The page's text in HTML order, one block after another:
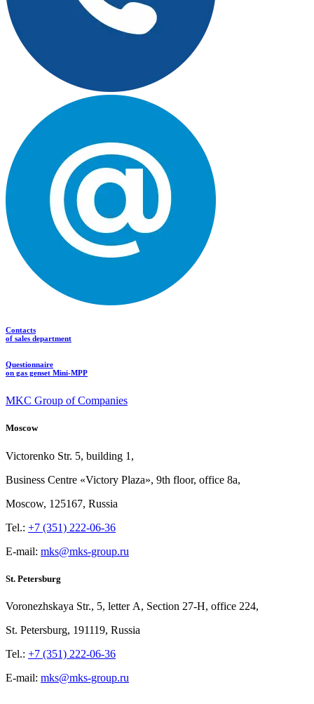
Contacts
of sales department
Questionnaire
on gas genset Mini-MPP
MKC Group of Companies
Moscow
Victorenko Str. 5, building 1,
Business Centre «Victory Plaza», 9th floor, office 8a,
Moscow, 125167, Russia
Tel.: +7 (351) 222-06-36
E-mail: mks@mks-group.ru
St. Petersburg
Voronezhskaya Str., 5, letter A, Section 27-Н, office 224,
St. Petersburg, 191119, Russia
Tel.: +7 (351) 222-06-36
E-mail: mks@mks-group.ru